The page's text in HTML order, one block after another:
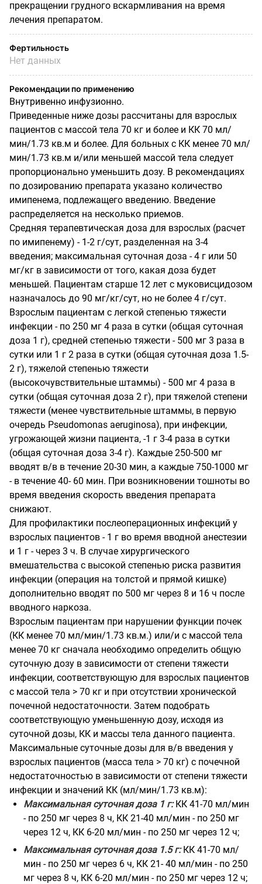
прекращении грудного вскармливания на время
лечения препаратом.
Фертильность
Нет данных
Рекомендации по применению
Внутривенно инфузионно.
Приведенные ниже дозы рассчитаны для взрослых
пациентов с массой тела 70 кг и более и КК 70 мл/
мин/1.73 кв.м и более. Для больных с КК менее 70 мл/
мин/1.73 кв.м и/или меньшей массой тела следует
пропорционально уменьшить дозу. В рекомендациях
по дозированию препарата указано количество
имипенема, подлежащего введению. Введение
распределяется на несколько приемов.
Средняя терапевтическая доза для взрослых (расчет
по имипенему) - 1-2 г/сут, разделенная на 3-4
введения; максимальная суточная доза - 4 г или 50
мг/кг в зависимости от того, какая доза будет
меньшей. Пациентам старше 12 лет с муковисцидозом
назначалось до 90 мг/кг/сут, но не более 4 г/сут.
Взрослым пациентам с легкой степенью тяжести
инфекции - по 250 мг 4 раза в сутки (общая суточная
доза 1 г), средней степенью тяжести - 500 мг 3 раза в
сутки или 1 г 2 раза в сутки (общая суточная доза 1.5-
2 г), тяжелой степенью тяжести
(высокочувствительные штаммы) - 500 мг 4 раза в
сутки (общая суточная доза 2 г), при тяжелой степени
тяжести (менее чувствительные штаммы, в первую
очередь Pseudomonas aeruginosa), при инфекции,
угрожающей жизни пациента, -1 г 3-4 раза в сутки
(общая суточная доза 3-4 г). Каждые 250-500 мг
вводят в/в в течение 20-30 мин, а каждые 750-1000 мг
- в течение 40- 60 мин. При возникновении тошноты во
время введения скорость введения препарата
снижают.
Для профилактики послеоперационных инфекций у
взрослых пациентов - 1 г во время вводной анестезии
и 1 г - через 3 ч. В случае хирургического
вмешательства с высокой степенью риска развития
инфекции (операция на толстой и прямой кишке)
дополнительно вводят по 500 мг через 8 и 16 ч после
вводного наркоза.
Взрослым пациентам при нарушении функции почек
(КК менее 70 мл/мин/1.73 кв.м.) или/и с массой тела
менее 70 кг сначала необходимо определить общую
суточную дозу в зависимости от степени тяжести
инфекции, соответствующую для взрослых пациентов
с массой тела > 70 кг и при отсутствии хронической
почечной недостаточности. Затем подобрать
соответствующую уменьшенную дозу, исходя из
суточной дозы, КК и массы тела данного пациента.
Максимальные суточные дозы для в/в введения у
взрослых пациентов (масса тела > 70 кг) с почечной
недостаточностью в зависимости от степени тяжести
инфекции и значений КК (мл/мин/1.73 кв.м):
Максимальная суточная доза 1 г:КК 41-70 мл/мин
- по 250 мг через 8 ч, КК 21-40 мл/мин - по 250 мг
через 12 ч, КК 6-20 мл/мин - по 250 мг через 12 ч;
Максимальная суточная доза 1.5 г:КК 41-70 мл/
мин - по 250 мг через 6 ч, КК 21- 40 мл/мин - по 250
мг через 8 ч, КК 6-20 мл/мин - по 250 мг через 12 ч;